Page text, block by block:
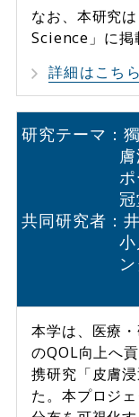
なお、本研究
Science」に掲
詳細はこち
研究テーマ：
共同研究者：
ン
本学は、医療
のQOL向上へ
携研究「⽪膚
た。本プロジ